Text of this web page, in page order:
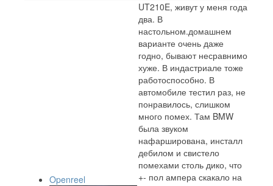
Openreel
UT210E, живут у меня года
два. В
настольном.домашнем
варианте очень даже
годно, бывают несравнимо
хуже. В индастриале тоже
работоспособно. В
автомобиле тестил раз, не
понравилось, слишком
много помех. Там BMW
была звуком
нафарширована, инсталл
дебилом и свистело
помехами столь дико, что
+- пол ампера скакало на